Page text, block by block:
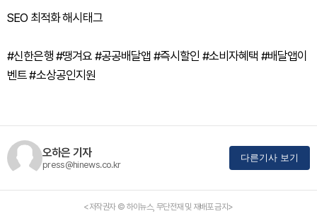
SEO 최적화 해시태그
#신한은행 #땡겨요 #공공배달앱 #즉시할인 #소비자혜택 #배달앱이
벤트 #소상공인지원
오하은 기자
press@hinews.co.kr
다른기사 보기
<저작권자 © 하이뉴스, 무단전재 및 재배포 금지>